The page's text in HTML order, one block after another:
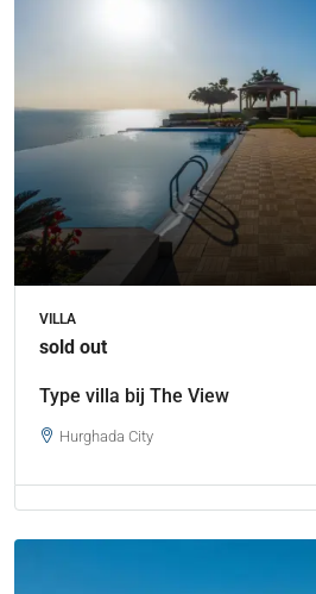
VILLA
sold out
Type villa bij The View
Hurghada City